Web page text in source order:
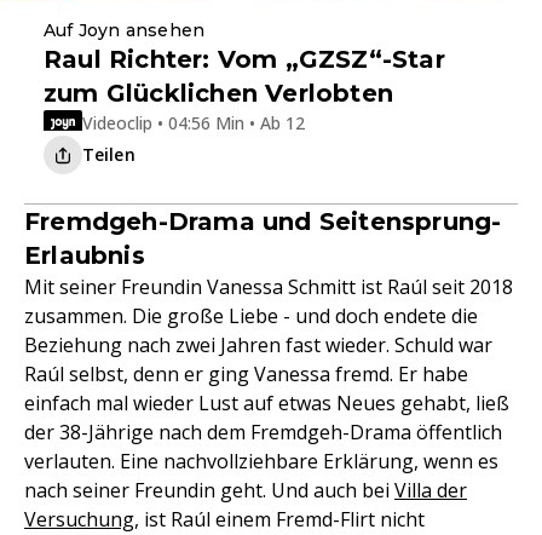
Auf Joyn ansehen
Raul Richter: Vom „GZSZ“-Star
zum Glücklichen Verlobten
Videoclip • 04:56 Min • Ab 12
Teilen
Fremdgeh-Drama und Seitensprung-
Erlaubnis
Mit seiner Freundin Vanessa Schmitt ist Raúl seit 2018
zusammen. Die große Liebe - und doch endete die
Beziehung nach zwei Jahren fast wieder. Schuld war
Raúl selbst, denn er ging Vanessa fremd. Er habe
einfach mal wieder Lust auf etwas Neues gehabt, ließ
der 38-Jährige nach dem Fremdgeh-Drama öffentlich
verlauten. Eine nachvollziehbare Erklärung, wenn es
nach seiner Freundin geht. Und auch bei Villa der
Versuchung, ist Raúl einem Fremd-Flirt nicht